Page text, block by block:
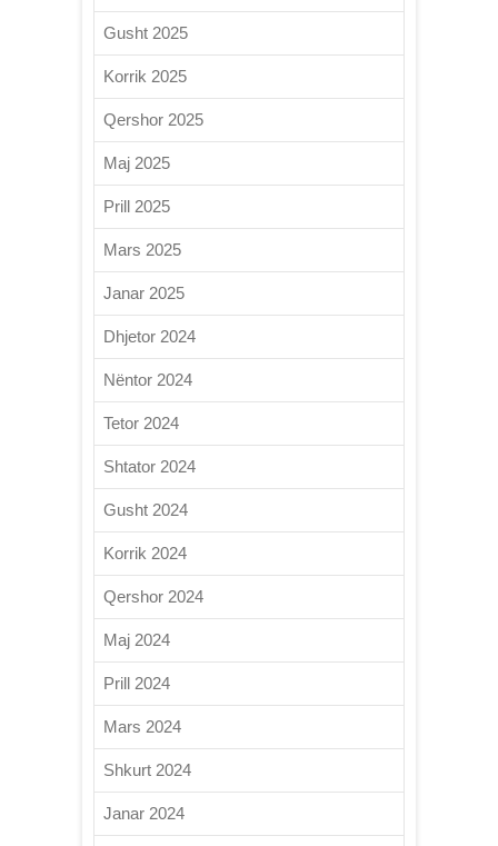
Gusht 2025
Korrik 2025
Qershor 2025
Maj 2025
Prill 2025
Mars 2025
Janar 2025
Dhjetor 2024
Nëntor 2024
Tetor 2024
Shtator 2024
Gusht 2024
Korrik 2024
Qershor 2024
Maj 2024
Prill 2024
Mars 2024
Shkurt 2024
Janar 2024